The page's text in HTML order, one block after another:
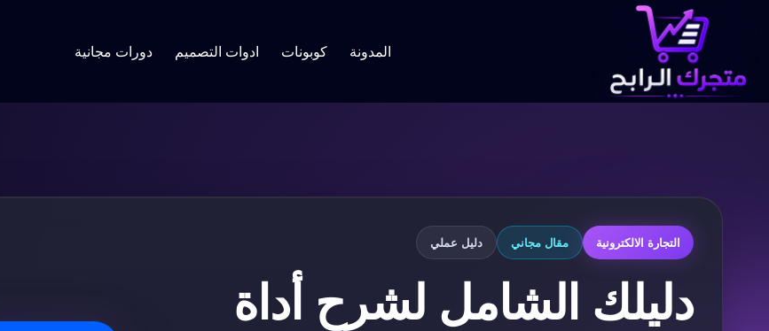
المدونة كوبونات ادوات التصميم دورات مجانية
التجارة الالكترونية مقال مجاني دليل عملي
دليلك الشامل لشرح أداة